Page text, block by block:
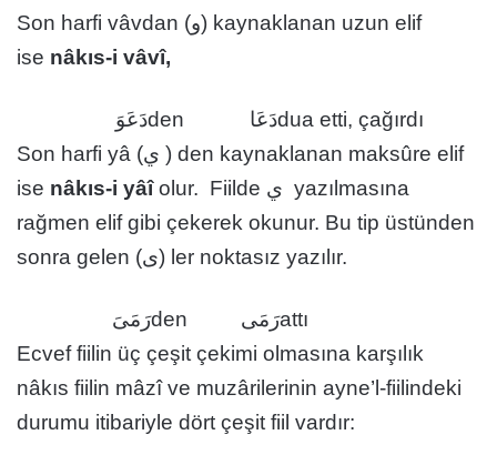
Son harfi vâvdan (و) kaynaklanan uzun elif
ise nâkıs-i vâvî,
دَعَوَden دَعَاdua etti, çağırdı
Son harfi yâ (ي ) den kaynaklanan maksûre elif
ise nâkıs-i yâîolur. Fiilde ي yazılmasına
rağmen elif gibi çekerek okunur. Bu tip üstünden
sonra gelen (ى) ler noktasız yazılır.
رَمَىَden رَمَىattı
Ecvef fiilin üç çeşit çekimi olmasına karşılık
nâkıs fiilin mâzî ve muzârilerinin ayne’l-fiilindeki
durumu itibariyle dört çeşit fiil vardır: